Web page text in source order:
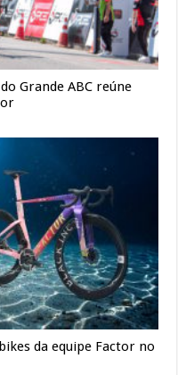
Grande ABC reúne
da equipe Factor no